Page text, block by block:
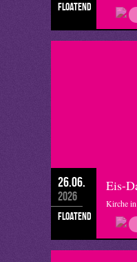
floatend
26.06.
2026
floatend
Eis-
Kirche